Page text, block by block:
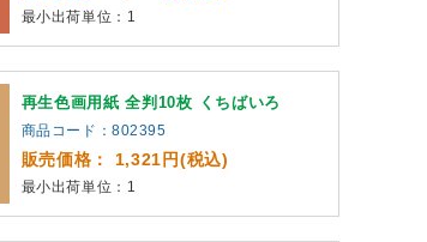
最小出荷単位：1
再生色画用紙 全判10枚 くちばいろ
商品コード：802395
販売価格： 1,321円(税込)
最小出荷単位：1